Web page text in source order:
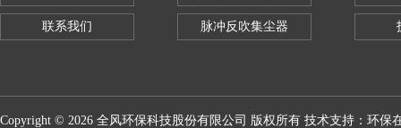
联系我们 脉冲反吹集尘器
Copyright © 2026 全风环保科技股份有限公司 版权所有 技术支持： 环保